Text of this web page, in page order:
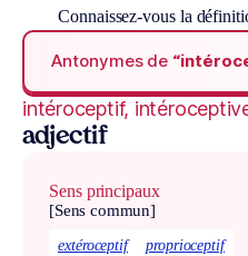
Connaissez-vous la
Antonymes de
intéroceptif,
adjectif
Sens principaux
[Sens commun]
extéroceptif proprioceptif